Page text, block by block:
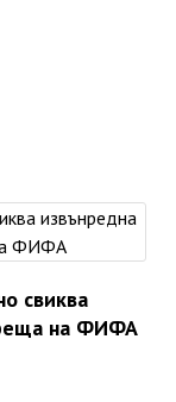
свиква
на ФИФА